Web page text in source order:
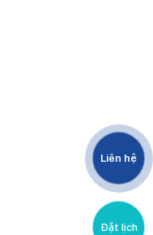
Liên hệ
Đặt lịch